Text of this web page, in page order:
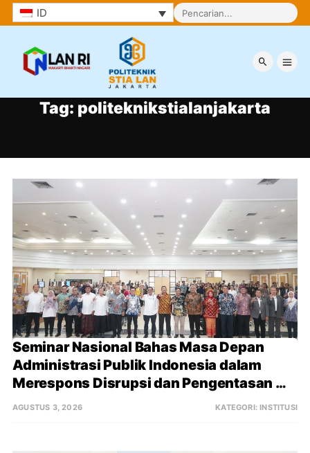
ID
Tag: politeknikstialanjakarta
Seminar Nasional Bahas Masa Depan
Administrasi Publik Indonesia dalam
Merespons Disrupsi dan Pengentasan
Kemiskinan
AGUSTUS 3, 2026 KATEGORI:INSTITUSI